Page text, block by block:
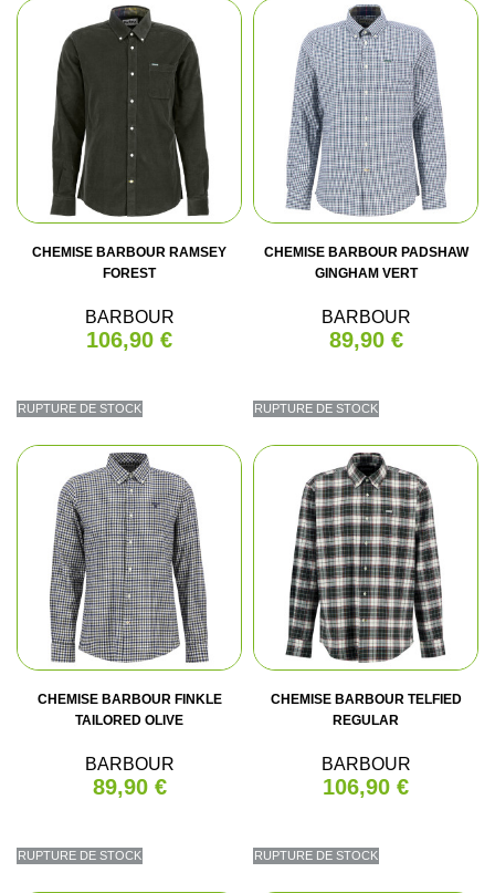
CHEMISE BARBOUR RAMSEY
FOREST
BARBOUR
106,90 €
RUPTURE DE STOCK
CHEMISE BARBOUR PADSHAW
GINGHAM VERT
BARBOUR
89,90 €
RUPTURE DE STOCK
CHEMISE BARBOUR FINKLE
TAILORED OLIVE
BARBOUR
89,90 €
RUPTURE DE STOCK
CHEMISE BARBOUR TELFIED
REGULAR
BARBOUR
106,90 €
RUPTURE DE STOCK